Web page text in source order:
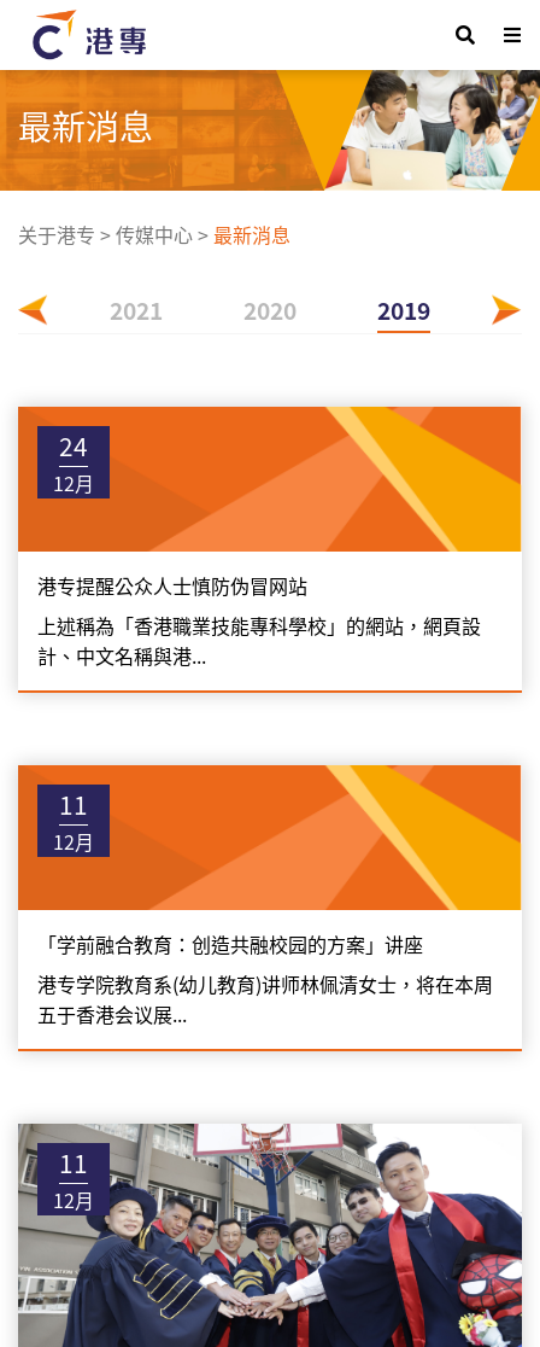
最新消息
关于港专 >传媒中心> 最新消息
2021 2020 2019
24
12月
港专提醒公众人士慎防伪冒网站
上述稱為「香港職業技能專科學校」的網站，網頁設
計、中文名稱與港...
11
12月
「学前融合教育：创造共融校园的方案」讲座
港专学院教育系(幼儿教育)讲师林佩清女士，将在本周
五于香港会议展...
11
12月